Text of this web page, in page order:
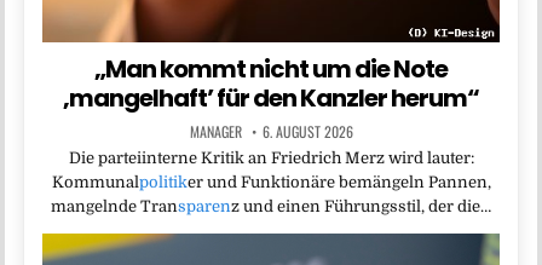
„Man kommt nicht um die Note
‚mangelhaft’ für den Kanzler herum“
MANAGER 6. AUGUST 2026
Die parteiinterne Kritik an Friedrich Merz wird lauter:
Kommunalpolitiker und Funktionäre bemängeln Pannen,
mangelnde Transparenz und einen Führungsstil, der die…